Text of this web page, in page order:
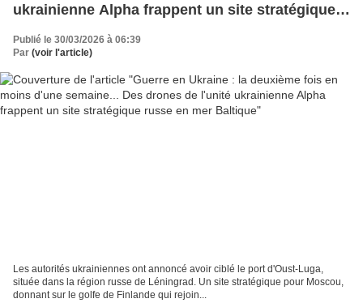
ukrainienne Alpha frappent un site stratégique
Publié le 30/03/2026 à 06:39
Par (voir l'article)
Les autorités ukrainiennes ont annoncé avoir ciblé le port d'Oust-Luga,
située dans la région russe de Léningrad. Un site stratégique pour Moscou,
donnant sur le golfe de Finlande qui rejoin...